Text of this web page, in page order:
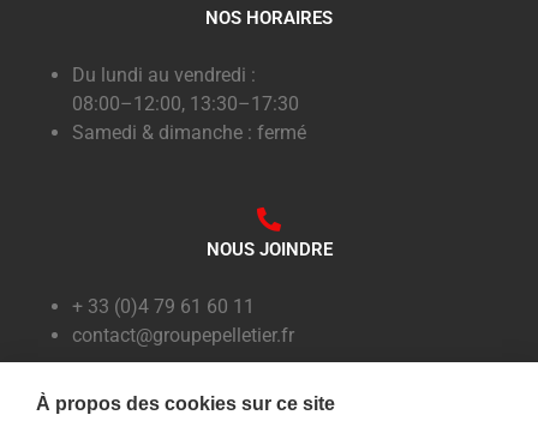
NOS HORAIRES
Du lundi au vendredi :
08:00–12:00, 13:30–17:30
Samedi & dimanche : fermé
NOUS JOINDRE
+ 33 (0)4 79 61 60 11
contact@groupepelletier.fr
À propos des cookies sur ce site